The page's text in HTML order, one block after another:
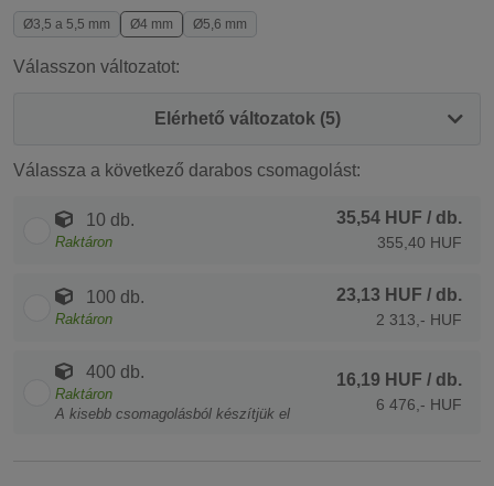
Ø3,5 a 5,5 mm Ø4 mm Ø5,6 mm
Válasszon változatot:
Elérhető változatok (5)
Válassza a következő darabos csomagolást:
10 db.
Raktáron
35,54 HUF / db.
355,40 HUF
100 db.
Raktáron
23,13 HUF / db.
2 313,- HUF
400 db.
Raktáron
A kisebb csomagolásból készítjük el
16,19 HUF / db.
6 476,- HUF